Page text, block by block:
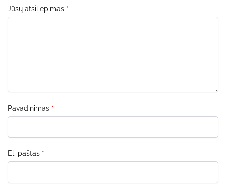
Jūsų atsiliepimas *
Pavadinimas *
El. paštas *